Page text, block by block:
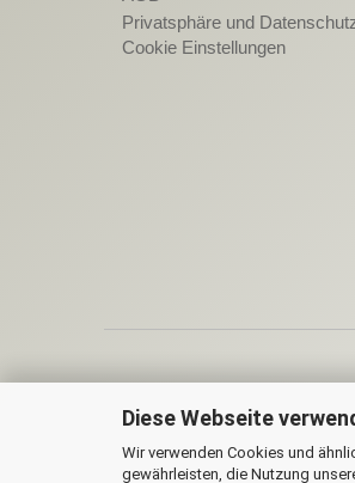
Diese Webseite
Wir verwenden Cookies und
gewährleisten, die Nutzung
Privatsphäre und
Cookie Einstellungen